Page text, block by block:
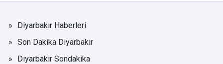
Diyarbakır Haberleri
Son Dakika Diyarbakır
Diyarbakır Sondakika